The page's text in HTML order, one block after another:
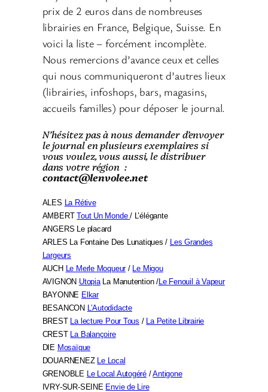
prix de 2 euros dans de nombreuses
librairies en France, Belgique, Suisse. En
voici la liste – forcément incomplète.
Nous remercions d’avance ceux et celles
qui nous communiqueront d’autres lieux
(librairies, infoshops, bars, magasins,
accueils familles) pour déposer le journal.
N’hésitez pas à nous demander d’envoyer
le journal en plusieurs exemplaires si
vous voulez, vous aussi, le distribuer
dans votre région :
contact@lenvolee.net
ALES
La Rétive
AMBERTTout Un Monde/ L’élégante
ANGERS Le placard
ARLES La Fontaine Des Lunatiques /
Les Grandes
Largeurs
AUCH
Le Merle Moqueur/
Le Migou
AVIGNON UtopiaLa Manutention /Le Fenouil à Vapeur
BAYONNE Elkar
BESANCON
L’Autodidacte
BREST
La lecture Pour Tous /
La Petite Librairie
CREST
La Balançoire
DIE Mosaïque
DOUARNENEZ
Le Local
GRENOBLE
Le Local Autogéré /Antigone
IVRY-SUR-SEINE Envie de Lire